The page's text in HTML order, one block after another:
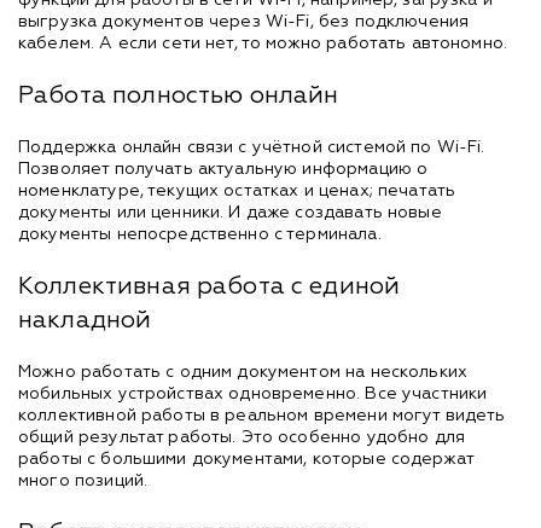
выгрузка документов через Wi-Fi, без подключения
кабелем. А если сети нет, то можно работать автономно.
Работа полностью онлайн
Поддержка онлайн связи с учётной системой по Wi-Fi.
Позволяет получать актуальную информацию о
номенклатуре, текущих остатках и ценах; печатать
документы или ценники. И даже создавать новые
документы непосредственно с терминала.
Коллективная работа с единой
накладной
Можно работать с одним документом на нескольких
мобильных устройствах одновременно. Все участники
коллективной работы в реальном времени могут видеть
общий результат работы. Это особенно удобно для
работы с большими документами, которые содержат
много позиций.